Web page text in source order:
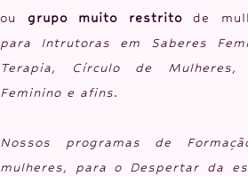
ou grupo muito restritode
para Intrutoras em Saberes
Terapia, Círculo de
Feminino e afins.
Nossos programas de
mulheres, para o Despertar da